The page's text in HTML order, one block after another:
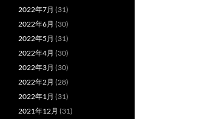
2022年7月 (31)
2022年6月 (30)
2022年5月 (31)
2022年4月 (30)
2022年3月 (30)
2022年2月 (28)
2022年1月 (31)
2021年12月 (31)